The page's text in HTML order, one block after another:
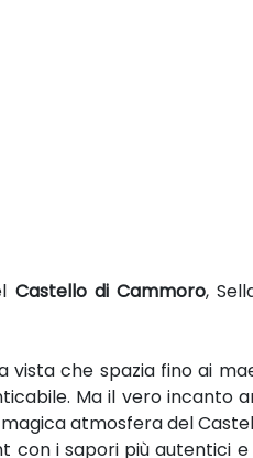
Castello di Cammoro,
che spazia fino ai
Ma il vero incanto
atmosfera del
i sapori più autentici e